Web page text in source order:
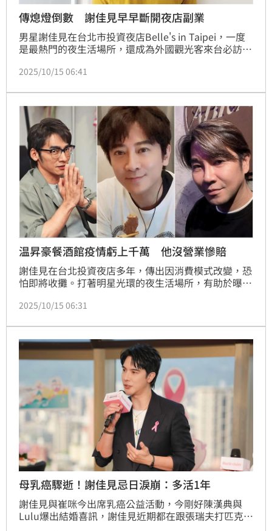
傳熄燈倒數 謝佳見早早斷開夜店副業
男星謝佳見在台北市投資夜店Belle's in Taipei，一度
是最熱門的夜生活場所，還成為外國觀光客來台必訪景
高額房租，傳出夜店將在跨年後收攤。本刊為此求證謝
2025/10/15 06:41
温昇豪餐酒館疫情虧上千萬 他沒營業慘賠
謝佳見在台北投資夜店多年，傳出因消費模式改變，恐
怕即將收攤。打著明星光環的夜生活場所，有助於曝
温昇豪投資餐酒館3年，竟慘賠上千萬。
2025/10/15 06:31
母乳癌驟逝！謝佳見忌日淚崩：多活1年
謝佳見與崔咪今出席乳癌公益活動，今剛好陳漢典與
Lulu爆出結婚喜訊，謝佳見近期都在跟張瑞夫打匹克